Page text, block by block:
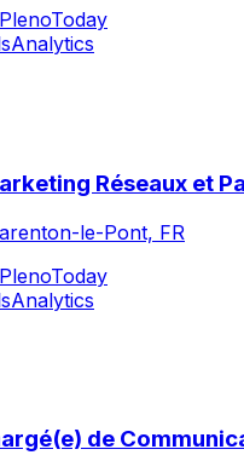
PlenoToday
Analytics
Réseaux et
le-Pont, FR
PlenoToday
Analytics
de